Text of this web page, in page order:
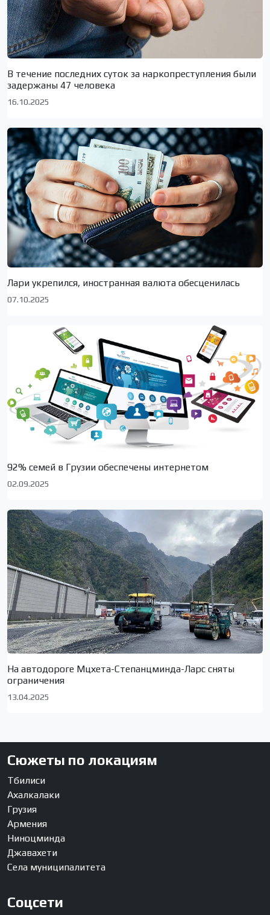
В течение последних суток за наркопреступления были
задержаны 47 человека
16.10.2025
Лари укрепился, иностранная валюта обесценилась
07.10.2025
92% семей в Грузии обеспечены интернетом
02.09.2025
На автодороге Мцхета-Степанцминда-Ларс сняты
ограничения
13.04.2025
Сюжеты по локациям
Тбилиси
Ахалкалаки
Грузия
Армения
Ниноцминда
Джавахети
Села муниципалитета
Соцсети